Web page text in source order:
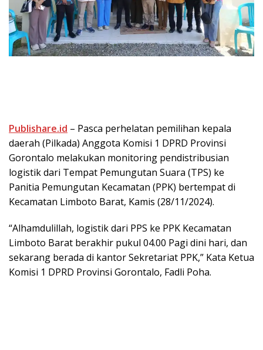
Publishare.id – Pasca perhelatan pemilihan kepala
daerah (Pilkada) Anggota Komisi 1 DPRD Provinsi
Gorontalo melakukan monitoring pendistribusian
logistik dari Tempat Pemungutan Suara (TPS) ke
Panitia Pemungutan Kecamatan (PPK) bertempat di
Kecamatan Limboto Barat, Kamis (28/11/2024).
“Alhamdulillah, logistik dari PPS ke PPK Kecamatan
Limboto Barat berakhir pukul 04.00 Pagi dini hari, dan
sekarang berada di kantor Sekretariat PPK,” Kata Ketua
Komisi 1 DPRD Provinsi Gorontalo, Fadli Poha.